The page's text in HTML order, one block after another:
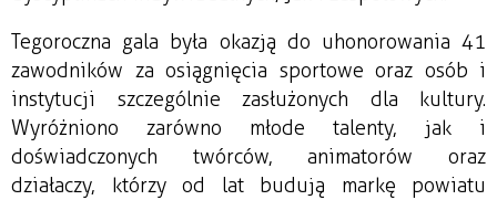
Tegoroczna gala była okazją do uhonorowania 41
zawodników za osiągnięcia sportowe oraz osób i
instytucji szczególnie zasłużonych dla kultury.
Wyróżniono zarówno młode talenty, jak i
doświadczonych twórców, animatorów oraz
działaczy, którzy od lat budują markę powiatu